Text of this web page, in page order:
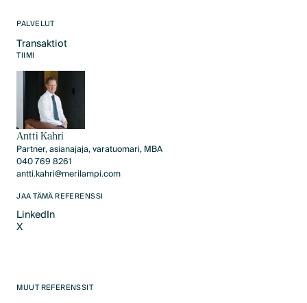
PALVELUT
Transaktiot
Text Link
TIIMI
Antti Kahri
Partner, asianajaja, varatuomari, MBA
040 769 8261
antti.kahri@merilampi.com
JAA TÄMÄ REFERENSSI
LinkedIn
LinkedIn
X
MUUT REFERENSSIT